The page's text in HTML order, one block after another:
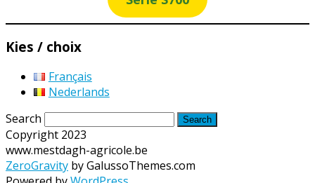
Kies / choix
Français
Nederlands
Search
Copyright 2023
www.mestdagh-agricole.be
ZeroGravity by GalussoThemes.com